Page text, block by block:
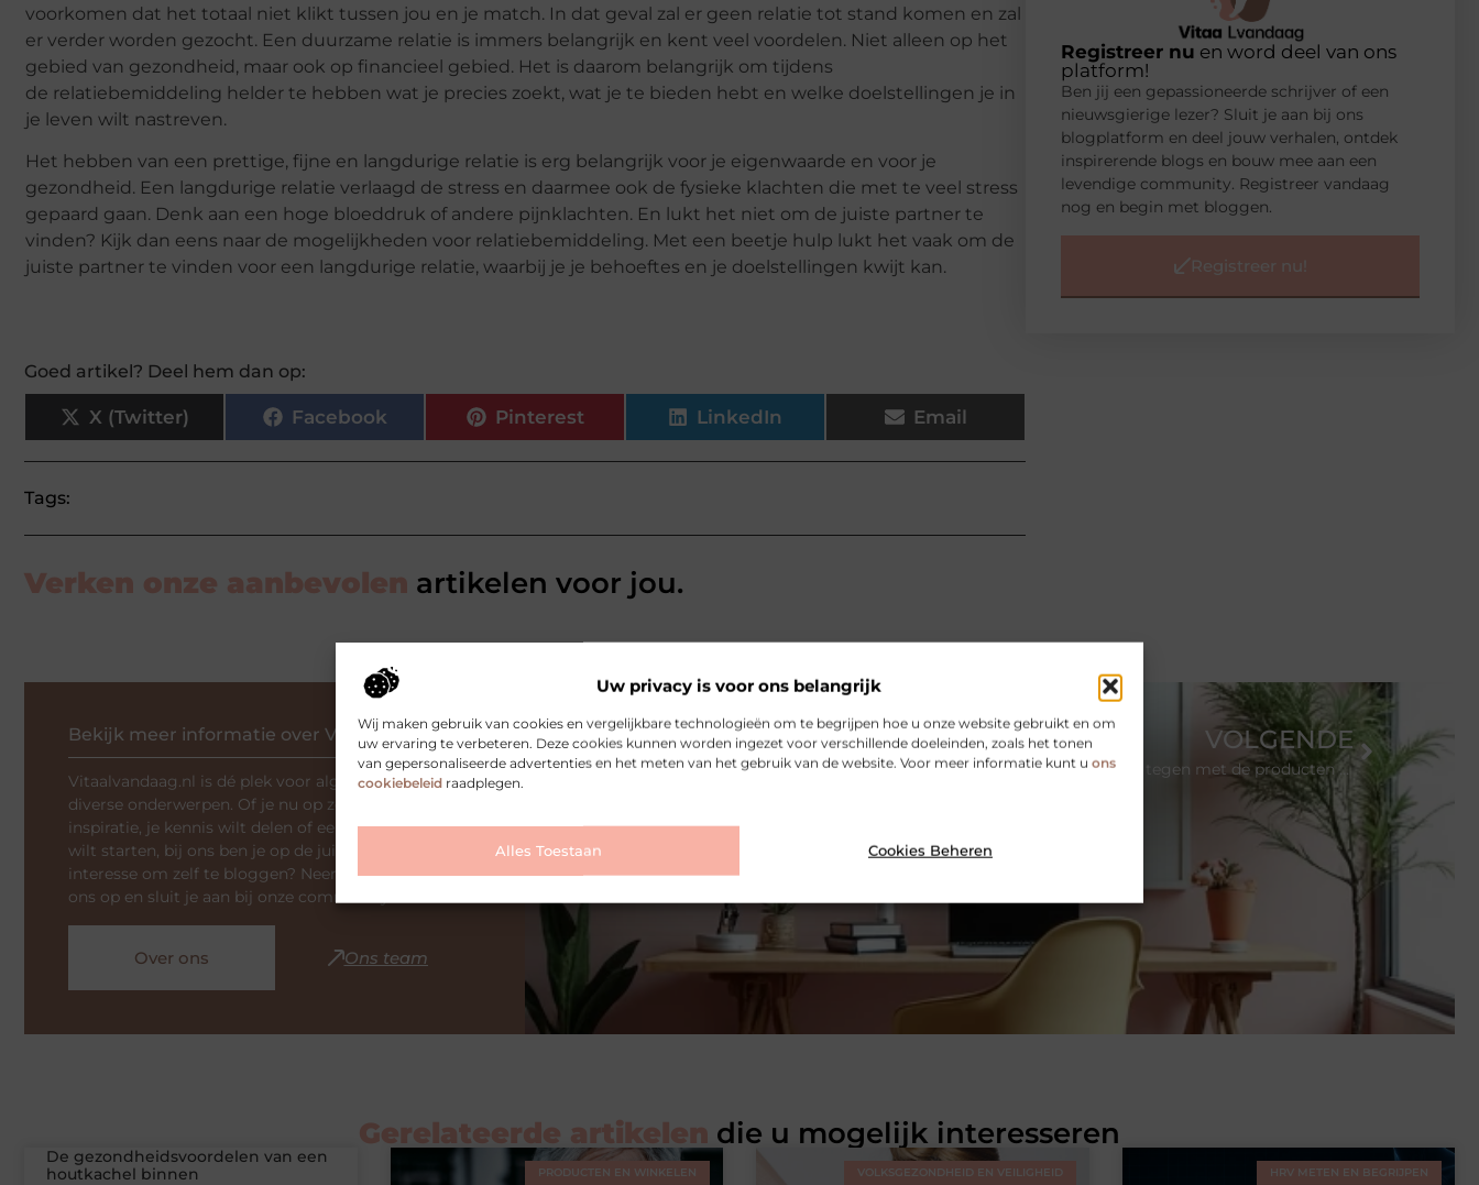
Uw privacy is voor ons belangrijk
Wij maken gebruik van cookies en vergelijkbare technologieën om te begrijpen hoe u onze website gebruikt en om
uw ervaring te verbeteren. Deze cookies kunnen worden ingezet voor verschillende doeleinden, zoals het tonen
van gepersonaliseerde advertenties en het meten van het gebruik van de website. Voor meer informatie kunt u ons
cookiebeleid raadplegen.
Alles Toestaan Cookies Beheren
voorkomen dat het totaal niet klikt tussen jou en je match. In dat geval zal er geen relatie tot stand komen en zal
er verder worden gezocht. Een duurzame relatie is immers belangrijk en kent veel voordelen. Niet alleen op het
gebied van gezondheid, maar ook op financieel gebied. Het is daarom belangrijk om tijdens
de relatiebemiddeling helder te hebben wat je precies zoekt, wat je te bieden hebt en welke doelstellingen je in
je leven wilt nastreven.
Het hebben van een prettige, fijne en langdurige relatie is erg belangrijk voor je eigenwaarde en voor je
gezondheid. Een langdurige relatie verlaagd de stress en daarmee ook de fysieke klachten die met te veel stress
gepaard gaan. Denk aan een hoge bloeddruk of andere pijnklachten. En lukt het niet om de juiste partner te
vinden? Kijk dan eens naar de mogelijkheden voor relatiebemiddeling. Met een beetje hulp lukt het vaak om de
juiste partner te vinden voor een langdurige relatie, waarbij je je behoeftes en je doelstellingen kwijt kan.
Goed artikel? Deel hem dan op:
X (Twitter) Facebook Pinterest LinkedIn Email
Tags:
Verken onze aanbevolen artikelen voor jou.
Registreer nu en word deel van ons
platform!
Ben jij een gepassioneerde schrijver of een
nieuwsgierige lezer? Sluit je aan bij ons
blogplatform en deel jouw verhalen, ontdek
inspirerende blogs en bouw mee aan een
levendige community. Registreer vandaag
nog en begin met bloggen.
Registreer nu!
Bekijk meer informatie over Vitaalvandaag.nl
Vitaalvandaag.nl is dé plek voor algemene blogs over
diverse onderwerpen. Of je nu op zoek bent naar
inspiratie, je kennis wilt delen of een samenwerking
wilt starten, bij ons ben je op de juiste plaats. Heb je
interesse om zelf te bloggen? Neem dan contact met
ons op en sluit je aan bij onze community.
Over ons Ons team
VORIGE
Hoe een pasgeborene in een draagzak te binden
VOLGENDE
Ga acne en eczeem tegen met de producten van ESSE Skincare
Gerelateerde artikelen die u mogelijk interesseren
De gezondheidsvoordelen van een
houtkachel binnen
PRODUCTEN EN WINKELEN VOLKSGEZONDHEID EN VEILIGHEID HRV METEN EN BEGRIJPEN